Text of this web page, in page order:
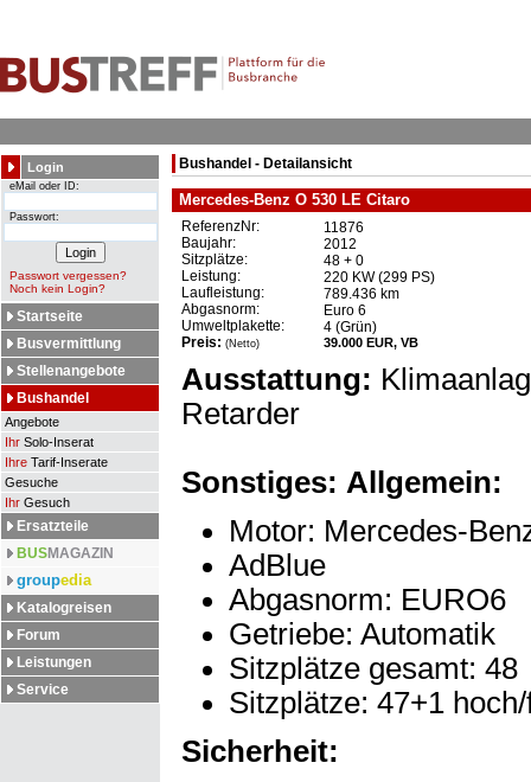
Login
eMail oder ID:
Passwort:
Passwort vergessen?
Noch kein Login?
Startseite
Busvermittlung
Stellenangebote
Bushandel
Angebote
Ihr Solo-Inserat
Ihre Tarif-Inserate
Gesuche
Ihr Gesuch
Ersatzteile
BUSMAGAZIN
groupedia
Katalogreisen
Forum
Leistungen
Service
Bushandel - Detailansicht
Mercedes-Benz O 530 LE Citaro
ReferenzNr:
Baujahr:
Sitzplätze:
Leistung:
Laufleistung:
Abgasnorm:
Umweltplakette:
Preis: (Netto)
11876
2012
48 + 0
220 KW (299 PS)
789.436 km
Euro 6
4 (Grün)
39.000 EUR, VB
Ausstattung:
Retarder
Sonstiges: Allgemein:
Motor: Mercedes-
AdBlue
Abgasnorm: EURO6
Getriebe: Automatik
Sitzplätze gesamt: 48
Sitzplätze: 47+1
Sicherheit: